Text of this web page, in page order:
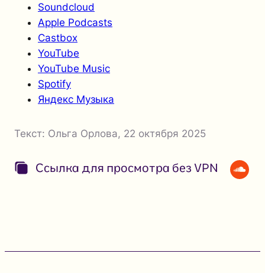
Soundcloud
Apple Podcasts
Castbox
YouTube
YouTube Music
Spotify
Яндекс Музыка
Текст: Ольга Орлова, 22 октября 2025
Ссылка для просмотра без VPN